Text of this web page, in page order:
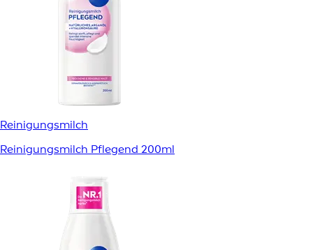
Reinigungsmilch
Reinigungsmilch Pflegend 200ml